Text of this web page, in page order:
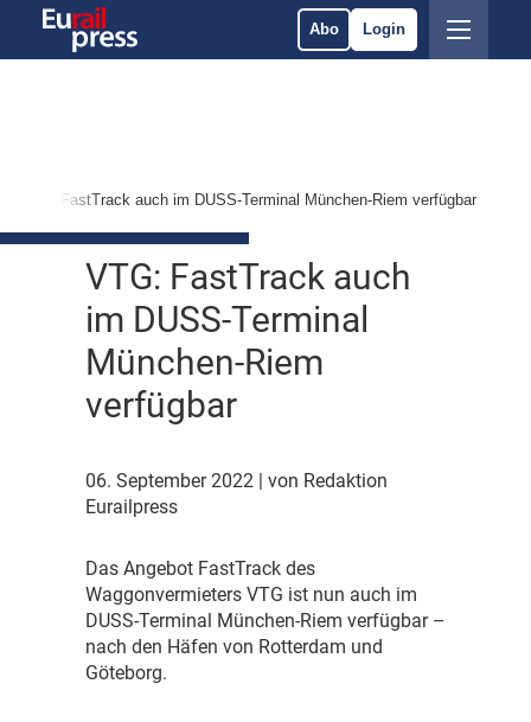
Abo Login
VTG: FastTrack auch im DUSS-Terminal München-Riem verfügbar
VTG: FastTrack auch
im DUSS-Terminal
München-Riem
verfügbar
06. September 2022
| von Redaktion
Eurailpress
Das Angebot FastTrack des
Waggonvermieters VTG ist nun auch im
DUSS-Terminal München-Riem verfügbar –
nach den Häfen von Rotterdam und
Göteborg.